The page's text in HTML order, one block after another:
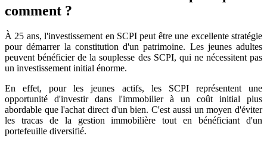
comment ?
À 25 ans, l'investissement en SCPI peut être une excellente stratégie
pour démarrer la constitution d'un patrimoine. Les jeunes adultes
peuvent bénéficier de la souplesse des SCPI, qui ne nécessitent pas
un investissement initial énorme.
En effet, pour les jeunes actifs, les SCPI représentent une
opportunité d'investir dans l'immobilier à un coût initial plus
abordable que l'achat direct d'un bien. C'est aussi un moyen d'éviter
les tracas de la gestion immobilière tout en bénéficiant d'un
portefeuille diversifié.